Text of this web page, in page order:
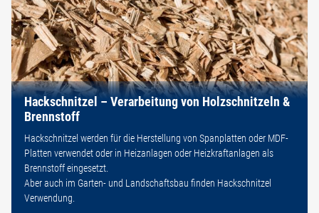
Hackschnitzel – Verarbeitung von Holzschnitzeln &
Brennstoff
Hackschnitzel werden für die Herstellung von Spanplatten oder MDF-
Platten verwendet oder in Heizanlagen oder Heizkraftanlagen als
Brennstoff eingesetzt.
Aber auch im Garten- und Landschaftsbau finden Hackschnitzel
Verwendung.